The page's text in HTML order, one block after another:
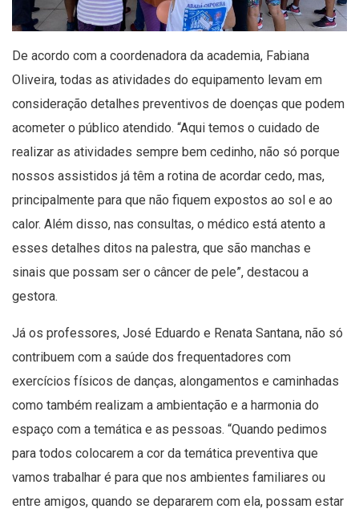
De acordo com a coordenadora da academia, Fabiana
Oliveira, todas as atividades do equipamento levam em
consideração detalhes preventivos de doenças que podem
acometer o público atendido. “Aqui temos o cuidado de
realizar as atividades sempre bem cedinho, não só porque
nossos assistidos já têm a rotina de acordar cedo, mas,
principalmente para que não fiquem expostos ao sol e ao
calor. Além disso, nas consultas, o médico está atento a
esses detalhes ditos na palestra, que são manchas e
sinais que possam ser o câncer de pele”, destacou a
gestora.
Já os professores, José Eduardo e Renata Santana, não só
contribuem com a saúde dos frequentadores com
exercícios físicos de danças, alongamentos e caminhadas
como também realizam a ambientação e a harmonia do
espaço com a temática e as pessoas. “Quando pedimos
para todos colocarem a cor da temática preventiva que
vamos trabalhar é para que nos ambientes familiares ou
entre amigos, quando se depararem com ela, possam estar